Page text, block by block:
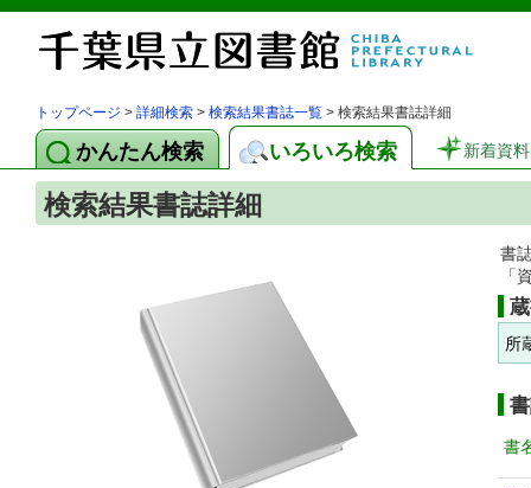
トップページ > 詳細検索 > 検索結果書誌一覧 > 検索結果書誌詳細
かんたん検索 いろいろ検索 新着資料
検索結果書誌詳細
書
「
所
書